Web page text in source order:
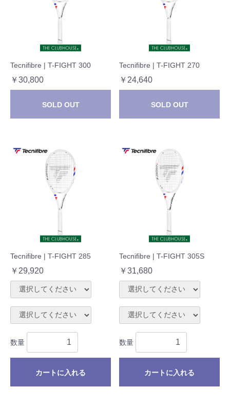
Tecnifibre | T-FIGHT 300
￥30,800
SOLD OUT
Tecnifibre | T-FIGHT 270
￥24,640
SOLD OUT
Tecnifibre | T-FIGHT 285
￥29,920
数量
カートに入れる
Tecnifibre | T-FIGHT 305S
￥31,680
数量
カートに入れる